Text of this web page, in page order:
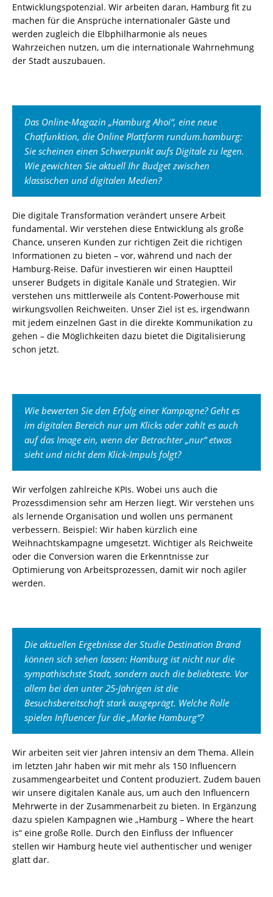
Entwicklungspotenzial. Wir arbeiten daran, Hamburg fit zu
machen für die Ansprüche internationaler Gäste und
werden zugleich die Elbphilharmonie als neues
Wahrzeichen nutzen, um die internationale Wahrnehmung
der Stadt auszubauen.
Das Online-Magazin „Hamburg Ahoi“, eine neue
Chatfunktion, die Online Plattform rundum.hamburg:
Sie scheinen einen Schwerpunkt aufs Digitale zu legen.
Wie gewichten Sie aktuell Ihr Budget zwischen
klassischen und digitalen Medien?
Die digitale Transformation verändert unsere Arbeit
fundamental. Wir verstehen diese Entwicklung als große
Chance, unseren Kunden zur richtigen Zeit die richtigen
Informationen zu bieten – vor, während und nach der
Hamburg-Reise. Dafür investieren wir einen Hauptteil
unserer Budgets in digitale Kanäle und Strategien. Wir
verstehen uns mittlerweile als Content-Powerhouse mit
wirkungsvollen Reichweiten. Unser Ziel ist es, irgendwann
mit jedem einzelnen Gast in die direkte Kommunikation zu
gehen – die Möglichkeiten dazu bietet die Digitalisierung
schon jetzt.
Wie bewerten Sie den Erfolg einer Kampagne? Geht es
im digitalen Bereich nur um Klicks oder zahlt es auch
auf das Image ein, wenn der Betrachter „nur“ etwas
sieht und nicht dem Klick-Impuls folgt?
Wir verfolgen zahlreiche KPIs. Wobei uns auch die
Prozessdimension sehr am Herzen liegt. Wir verstehen uns
als lernende Organisation und wollen uns permanent
verbessern. Beispiel: Wir haben kürzlich eine
Weihnachtskampagne umgesetzt. Wichtiger als Reichweite
oder die Conversion waren die Erkenntnisse zur
Optimierung von Arbeitsprozessen, damit wir noch agiler
werden.
Die aktuellen Ergebnisse der Studie Destination Brand
können sich sehen lassen: Hamburg ist nicht nur die
sympathischste Stadt, sondern auch die beliebteste. Vor
allem bei den unter 25-Jährigen ist die
Besuchsbereitschaft stark ausgeprägt. Welche Rolle
spielen Influencer für die „Marke Hamburg“?
Wir arbeiten seit vier Jahren intensiv an dem Thema. Allein
im letzten Jahr haben wir mit mehr als 150 Influencern
zusammengearbeitet und Content produziert. Zudem bauen
wir unsere digitalen Kanäle aus, um auch den Influencern
Mehrwerte in der Zusammenarbeit zu bieten. In Ergänzung
dazu spielen Kampagnen wie „Hamburg – Where the heart
is“ eine große Rolle. Durch den Einfluss der Influencer
stellen wir Hamburg heute viel authentischer und weniger
glatt dar.